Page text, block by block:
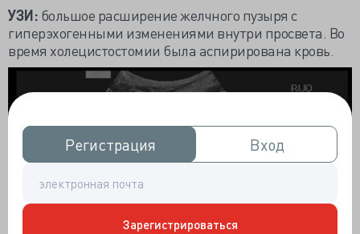
Регистрация
Регистрация Вход
Вход
Зарегистрироваться
УЗИ: большое расширение желчного пузыря с
гиперэхогенными изменениями внутри просвета. Во
время холецистостомии была аспирирована кровь.